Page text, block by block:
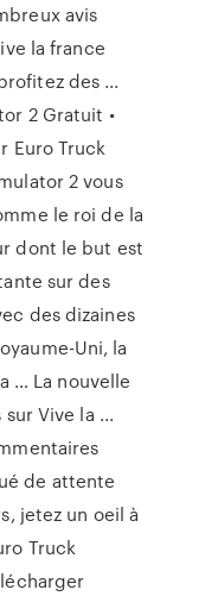
avis
la france
des ...
2 Gratuit •
Euro Truck
2 vous
le roi de la
dont le but est
sur des
des dizaines
Uni, la
… La nouvelle
Vive la ...
de attente
jetez un oeil à
Truck